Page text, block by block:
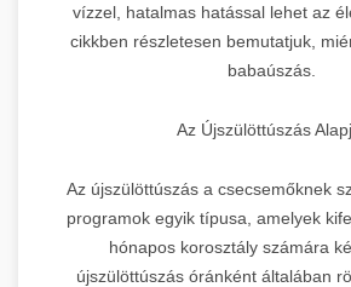
vízzel, hatalmas hatással lehet az
cikkben részletesen bemutatjuk,
babaúszás.
Az Újszülöttúszás
Az újszülöttúszás a csecsemőknek
programok egyik típusa, amelyek
hónapos korosztály számára
újszülöttúszás óránként általában